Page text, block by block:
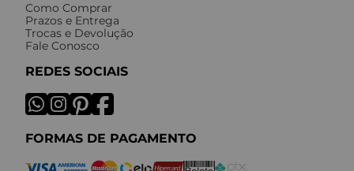
Como Comprar
Prazos e Entrega
Trocas e Devolução
Fale Conosco
REDES SOCIAIS
FORMAS DE PAGAMENTO